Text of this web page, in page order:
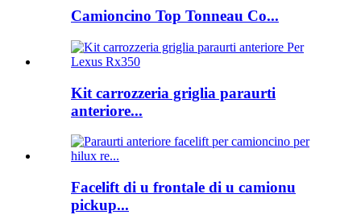
Camioncino Top Tonneau Co...
Kit carrozzeria griglia paraurti
anteriore...
Facelift di u frontale di u camionu
pickup...